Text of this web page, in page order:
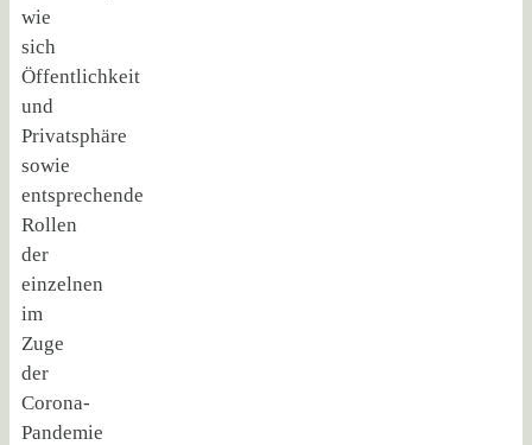
wie
sich
Öffentlichkeit
und
Privatsphäre
sowie
entsprechende
Rollen
der
einzelnen
im
Zuge
der
Corona-
Pandemie